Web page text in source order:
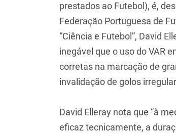
prestados ao Futebol), é,
Federação Portuguesa de
“Ciência e Futebol”, David
inegável que o uso do VAR
corretas na marcação de
invalidação de golos
David Elleray nota que “à
eficaz tecnicamente, a